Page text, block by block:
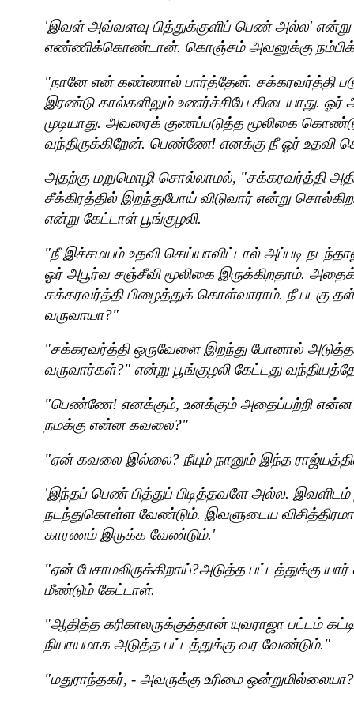
'இவள் அவ்வளவு பித்துக்குளிப் பெண் அல்ல'
எண்ணிக்கொண்டான். கொஞ்சம் அவனுக்கு
"நானே என் கண்ணால் பார்த்தேன். சக்கரவர்த்தி
இரண்டு கால்களிலும் உணர்ச்சியே கிடையாது. ஓர்
முடியாது. அவரைக் குணப்படுத்த மூலிகை
வந்திருக்கிறேன். பெண்ணே! எனக்கு நீ ஓர் உதவி
அதற்கு மறுமொழி சொல்லாமல், "சக்கரவர்த்தி
சீக்கிரத்தில் இறந்துபோய் விடுவார் என்று
என்று கேட்டாள் பூங்குழலி.
"நீ இச்சமயம் உதவி செய்யாவிட்டால் அப்படி
ஓர் அபூர்வ சஞ்சீவி மூலிகை இருக்கிறதாம்.
சக்கரவர்த்தி பிழைத்துக் கொள்வாராம். நீ படகு
வருவாயா?"
"சக்கரவர்த்தி ஒருவேளை இறந்து போனால்
வருவார்கள்?" என்று பூங்குழலி கேட்டது
"பெண்ணே! எனக்கும், உனக்கும் அதைப்பற்றி என்ன
நமக்கு என்ன கவலை?"
"ஏன் கவலை இல்லை? நீயும் நானும் இந்த
'இந்தப் பெண் பித்துப் பிடித்தவளே அல்ல.
நடந்துகொள்ள வேண்டும். இவளுடைய
காரணம் இருக்க வேண்டும்.'
"ஏன் பேசாமலிருக்கிறாய்?அடுத்த பட்டத்துக்கு
மீண்டும் கேட்டாள்.
"ஆதித்த கரிகாலருக்குத்தான் யுவராஜா பட்டம்
நியாயமாக அடுத்த பட்டத்துக்கு வர வேண்டும்."
"மதுராந்தகர், - அவருக்கு உரிமை ஒன்றுமில்லையா